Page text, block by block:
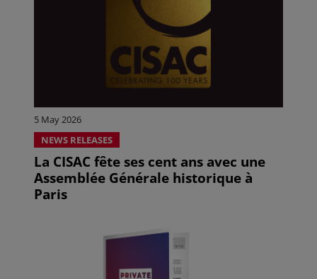
5 May 2026
NEWS RELEASES
La CISAC fête ses cent ans avec une
Assemblée Générale historique à
Paris